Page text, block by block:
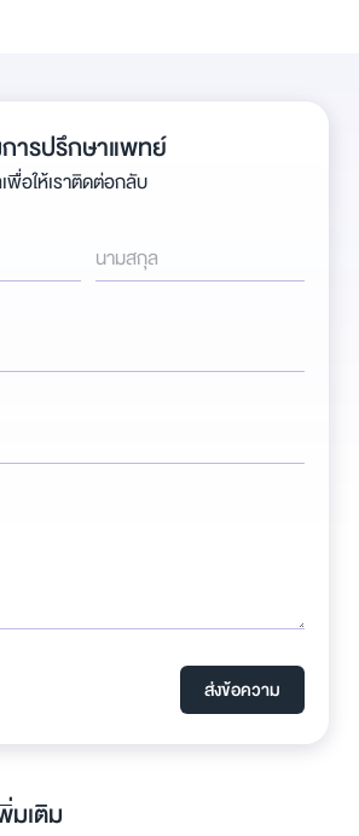
ารปรึกษาแพทย์
อให้เราติดต่อกลับ
นามสกุล
ส่งข้อความ
มเติม